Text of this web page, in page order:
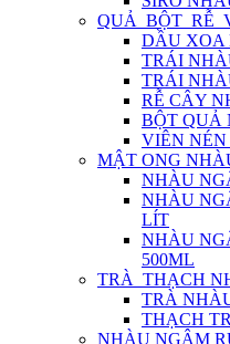
DẦU XOA
TRÁI
TRÁI
RỄ CÂY
BỘT QUẢ
VIÊN
MẬT ONG
NHÀU
NHÀU
LÍT
NHÀU
500ML
TRÀ_THẠCH
TRÀ
THẠCH
NHÀU NGÂM